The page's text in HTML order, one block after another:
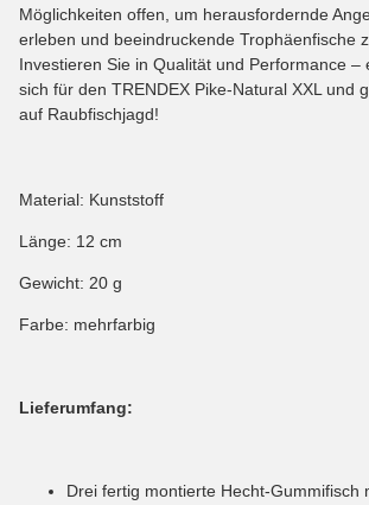
Möglichkeiten offen, um herausfordernde
erleben und beeindruckende Trophäenfische
Investieren Sie in Qualität und Performance –
sich für den TRENDEX Pike-Natural XXL und
auf Raubfischjagd!
Material: Kunststoff
Länge: 12 cm
Gewicht: 20 g
Farbe: mehrfarbig
Lieferumfang:
Drei fertig montierte Hecht-Gummifisch